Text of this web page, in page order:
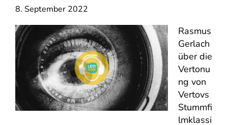
8. September 2022
Rasmus
Gerlach
über die
Vertonu
ng von
Vertovs
Stummfi
lmklassi